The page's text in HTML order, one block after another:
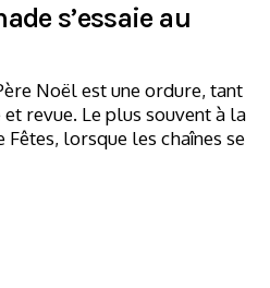
s’essaie au
Noël est une ordure, tant
revue. Le plus souvent à la
lorsque les chaînes se